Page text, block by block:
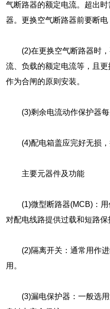
气断路器的额定电流。超出
器。更换空气断路器前要断电
(2)在更换空气断路器时，
流、负载的额定电流等，且
作为合闸的原则安装。
(3)剩余电流动作保护器每
(4)配电箱盖应完好无损，
主要元器件及功能
(1)微型断路器(MCB)：用
对配电线路提供过载和短路保
(2)隔离开关：通常用作进
用。
(3)漏电保护器：一般选用